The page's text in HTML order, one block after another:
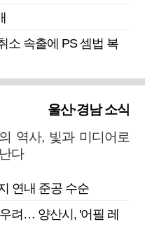
소 속출에 PS 셈법 복
울산·경남 소식
역사, 빛과 미디어로
다
연내 준공 수순
려… 양산시, '어필 레